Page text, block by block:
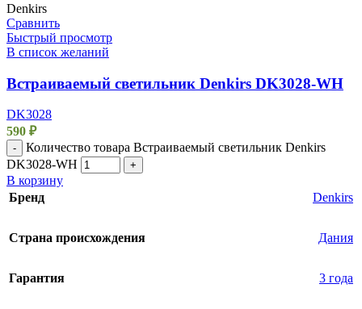
Denkirs
Сравнить
Быстрый просмотр
В список желаний
Встраиваемый светильник Denkirs DK3028-WH
DK3028
590 ₽
-
Количество товара Встраиваемый светильник Denkirs
DK3028-WH
+
В корзину
Бренд
Denkirs
Страна происхождения Дания
Гарантия 3 года